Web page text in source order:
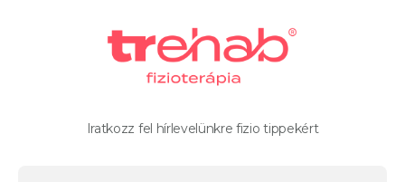
Iratkozz fel hírlevelünkre fizio tippekért